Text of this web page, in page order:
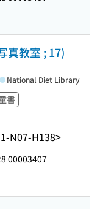
真教室 ; 17)
書
N07-H138>
National Diet Library
00003407